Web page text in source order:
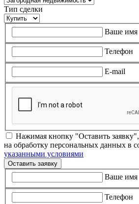
Тип сделки
Ваше имя
Телефон
E-mail
Нажимая кнопку "Оставить заявку",
на обработку персональных данных в
указанными условиями
Оставить заявку
Ваше имя
Телефон